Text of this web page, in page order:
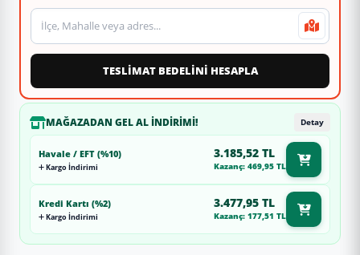
Teslimat veya montaj adresi
TESLİMAT BEDELİNİ HESAPLA
MAĞAZADAN GEL AL İNDIRIMI! Detay
Havale / EFT (%10)
Kargo İndirimi
3.185,52 TL
Kazanç: 469,95 TL
Kredi Kartı (%2)
Kargo İndirimi
3.477,95 TL
Kazanç: 177,51 TL